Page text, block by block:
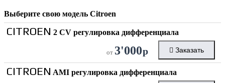
Выберите свою модель Citroen
CITROEN 2 CV регулировка дифференциала
от 3'000р Заказать
CITROEN AMI регулировка дифференциала